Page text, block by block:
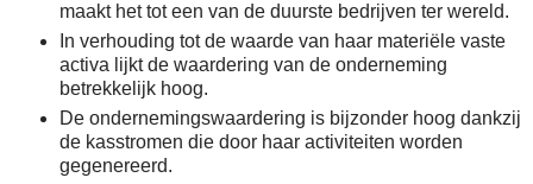
maakt het tot een van de duurste bedrijven ter wereld.
In verhouding tot de waarde van haar materiële vaste
activa lijkt de waardering van de onderneming
betrekkelijk hoog.
De ondernemingswaardering is bijzonder hoog dankzij
de kasstromen die door haar activiteiten worden
gegenereerd.